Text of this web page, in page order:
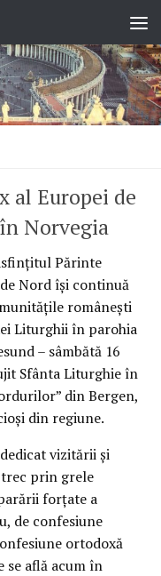
al Europei de
Norvegia
Părinte
Nord își continuă
românești
Liturghii în parohia
– sâmbătă 16
Sfânta Liturghie în
din Bergen,
din regiune.
vizitării și
prin grele
forțate a
de confesiune
ortodoxă
se află acum în